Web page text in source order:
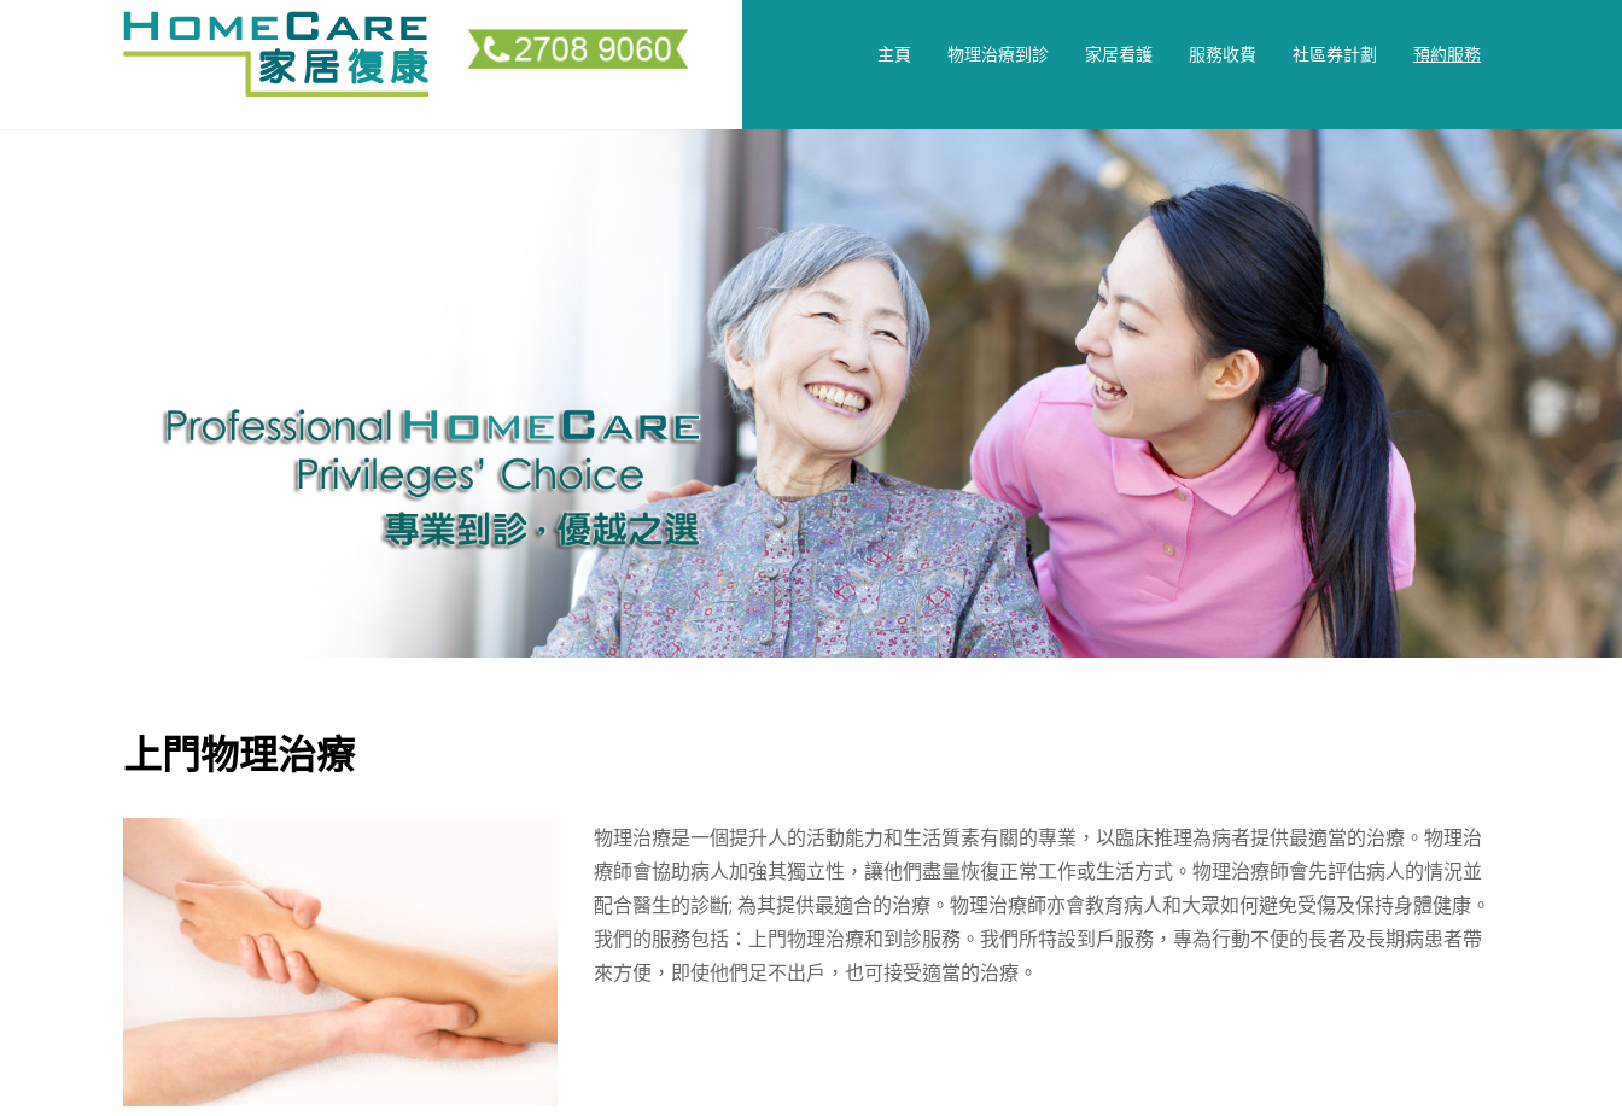
主頁 物理治療到診 家居看護 服務收費 社區券計劃 預約服務
上門物理治療
物理治療是一個提升人的活動能力和生活質素有關的專業，以臨床推理為病者提供最適當的治療。物理治
療師會協助病人加強其獨立性，讓他們盡量恢復正常工作或生活方式。物理治療師會先評估病人的情況並
配合醫生的診斷; 為其提供最適合的治療。物理治療師亦會教育病人和大眾如何避免受傷及保持身體健康。
我們的服務包括：上門物理治療和到診服務。我們所特設到戶服務，專為行動不便的長者及長期病患者帶
來方便，即使他們足不出戶，也可接受適當的治療。